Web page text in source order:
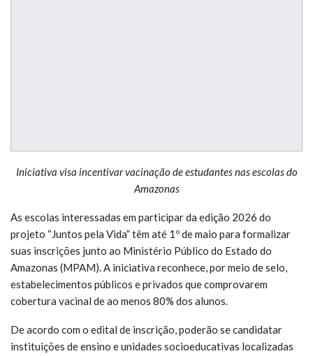
Iniciativa visa incentivar vacinação de estudantes nas escolas do
Amazonas
As escolas interessadas em participar da edição 2026 do
projeto “Juntos pela Vida” têm até 1º de maio para formalizar
suas inscrições junto ao Ministério Público do Estado do
Amazonas (MPAM). A iniciativa reconhece, por meio de selo,
estabelecimentos públicos e privados que comprovarem
cobertura vacinal de ao menos 80% dos alunos.
De acordo com o edital de inscrição, poderão se candidatar
instituições de ensino e unidades socioeducativas localizadas